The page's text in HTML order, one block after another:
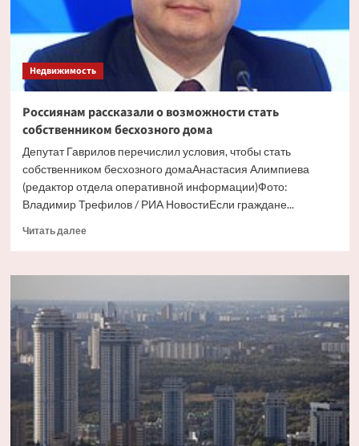
Недвижимость
Россиянам рассказали о возможности стать
собственником бесхозного дома
Депутат Гаврилов перечислил условия, чтобы стать
собственником бесхозного домаАнастасия Алимпиева
(редактор отдела оперативной информации)Фото:
Владимир Трефилов / РИА НовостиЕсли граждане...
Читать далееПрочитать
Россиянам
о
возможности
стать
собственником
бесхозного
дома